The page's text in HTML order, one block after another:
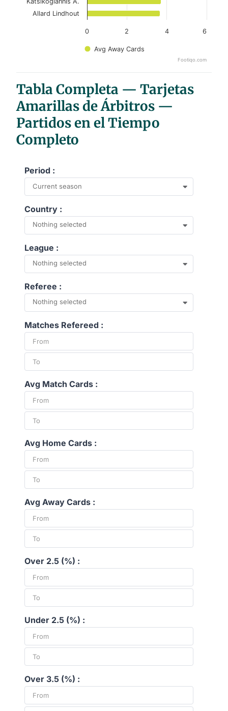
Avg Away Cards
0 2 4 6
Allard Lindhout
Footiqo.com
Tabla Completa — Tarjetas
Amarillas de Árbitros —
Partidos en el Tiempo
Completo
Period :
Current season
Country :
Nothing selected
League :
Nothing selected
Referee :
Nothing selected
Matches Refereed :
Avg Match Cards :
Avg Home Cards :
Avg Away Cards :
Over 2.5 (%) :
Under 2.5 (%) :
Over 3.5 (%) :